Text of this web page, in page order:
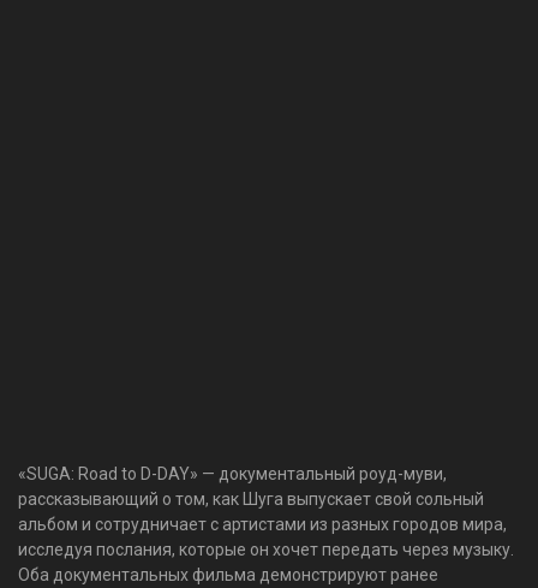
«SUGA: Road to D-DAY» — документальный роуд-муви,
рассказывающий о том, как Шуга выпускает свой сольный
альбом и сотрудничает с артистами из разных городов мира,
исследуя послания, которые он хочет передать через музыку.
Оба документальных фильма демонстрируют ранее